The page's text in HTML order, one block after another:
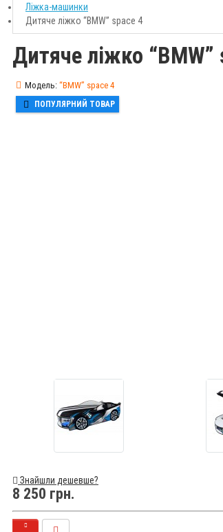
Ліжка-машинки
Дитяче ліжко “BMW” space 4
Дитяче ліжко “BMW”
Модель: “BMW” space 4
ПОПУЛЯРНИЙ ТОВАР
Знайшли дешевше?
8 250 грн.